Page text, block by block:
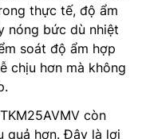
thực tế, độ ẩm
nóng bức dù nhiệt
soát độ ẩm hợp
chịu hơn mà không
còn
quả hơn. Đây là lợi